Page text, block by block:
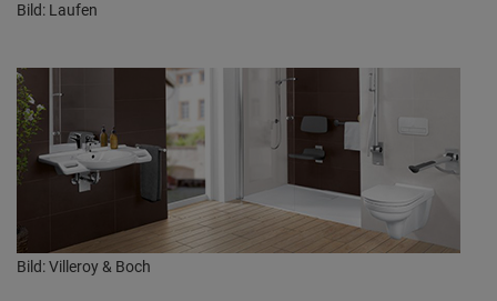
Bild: Laufen
Bild: Villeroy & Boch